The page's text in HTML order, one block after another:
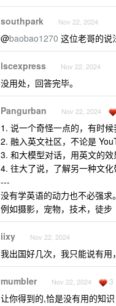
southpark Nov 22, 2024
@baobao1270 这位老哥的说
lscexpress Nov 22, 2024
没用处，回答完毕。
Pangurban Nov 22, 2024
1. 说一个奇怪一点的，有时候
2. 融入英文社区，不论是
3. 和大模型对话，用英文的效
4. 往大了说，了解另一种文化
---
没有学英语的动力也不必强
例如摄影，宠物，技术，徒步
iixy Nov 22, 2024
我出国好几次，我只能说有
mumbler Nov 22, 2024 3
让你得到的,恰是没有用的知识